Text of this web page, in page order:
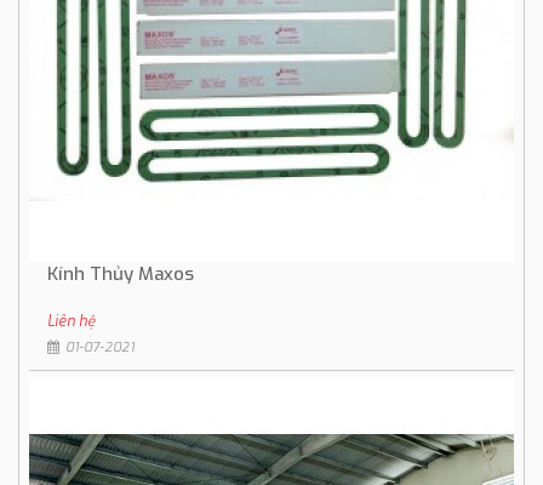
Kính Thủy Maxos
Liên hệ
01-07-2021